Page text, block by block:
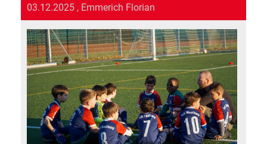
03.12.2025 , Emmerich Florian